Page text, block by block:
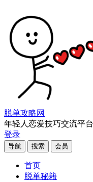
脱单攻略网
年轻人恋爱技巧交流平台
登录
导航 搜索 会员
首页
脱单秘籍